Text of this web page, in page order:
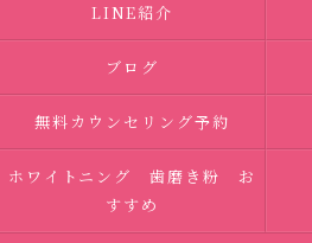
LINE紹介
ブログ
無料カウンセリング予約
ホワイトニング 歯磨き粉 お
すすめ